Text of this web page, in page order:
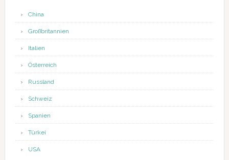
China
Großbritannien
Italien
Österreich
Russland
Schweiz
Spanien
Türkei
USA